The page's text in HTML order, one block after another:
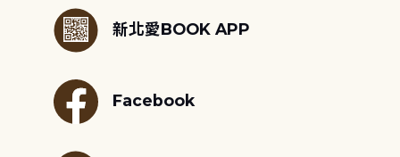
新北愛BOOK APP
Facebook